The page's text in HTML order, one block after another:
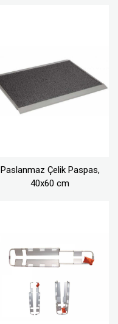
Paslanmaz Çelik Paspas,
40x60 cm